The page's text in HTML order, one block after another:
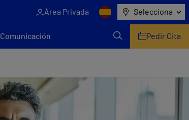
Área Privada Selecciona
Comunicación Pedir Cita